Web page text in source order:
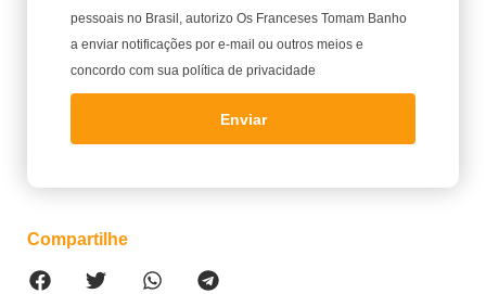
pessoais no Brasil, autorizo Os Franceses Tomam Banho
a enviar notificações por e-mail ou outros meios e
concordo com sua política de privacidade
Enviar
Compartilhe